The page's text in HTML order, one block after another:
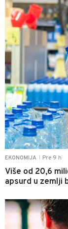
EKONOMIJA Pre 9 h
Više od 20,6
apsurd u zemlji